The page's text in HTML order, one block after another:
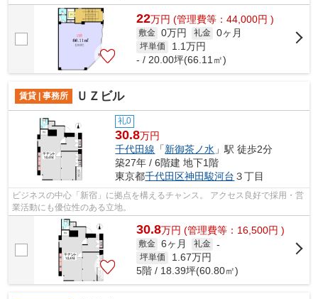
22万円 (管理費等：44,000円 )
敷金 0万円 礼金 0ヶ月
坪単価 1.1万円
- / 20.00坪(66.11㎡)
賃貸 | 事務所 ＵＺビル
礼0
30.8万円
千代田線 「新御茶ノ水 」駅 徒歩2分
築27年 / 6階建 地下1階
東京都千代田区神田駿河台 ３丁目
ビジネスの中心「新宿」に拠点を構えるチャンス。 アクセス良好で採用・営
業活動にも優位性のある立地。
30.8万円 (管理費等：16,500円 )
敷金 6ヶ月 礼金 -
坪単価 1.67万円
5階 / 18.39坪(60.80㎡)